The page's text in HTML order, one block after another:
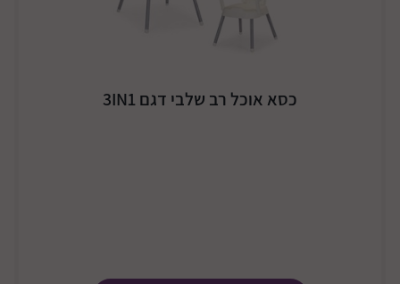
כסא אוכל רב שלבי דגם 3IN1